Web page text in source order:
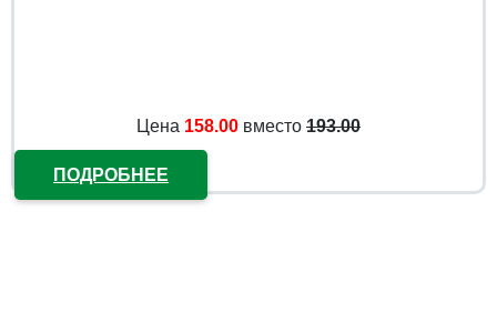
Цена 158.00 вместо 193.00
ПОДРОБНЕЕ